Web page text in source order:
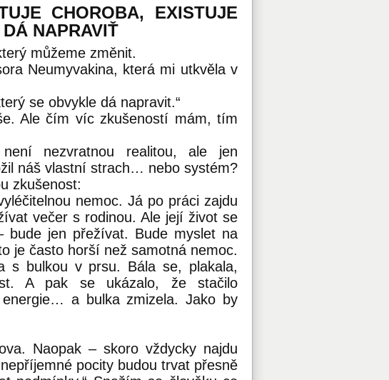
CHOROBA, EXISTUJE
NAPRAVIŤ
můžeme změnit.
Neumyvakina, která mi utkvěla v
se obvykle dá napravit.“
Ale čím víc zkušeností mám, tím
nezvratnou realitou, ale jen
náš vlastní strach… nebo systém?
zkušenost:
nemoc. Já po práci zajdu
večer s rodinou. Ale její život se
jen přežívat. Bude myslet na
je často horší než samotná nemoc.
s bulkou v prsu. Bála se, plakala,
A pak se ukázalo, že stačilo
a bulka zmizela. Jako by
Naopak – skoro vždycky najdu
pocity budou trvat přesně